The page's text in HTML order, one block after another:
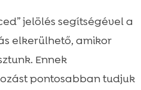
jelölés segítségével a
elkerülhető, amikor
Ennek
pontosabban tudjuk